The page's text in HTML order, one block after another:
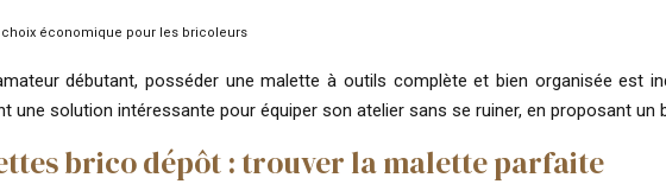
économique pour les bricoleurs
débutant, posséder une malette à outils complète et bien organisée est
solution intéressante pour équiper son atelier sans se ruiner, en proposant un
brico dépôt : trouver la malette parfaite